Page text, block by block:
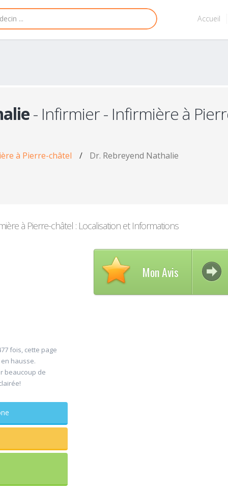
Accueil
- Infirmier - Infirmière à
à Pierre-châtel / Dr. Rebreyend Nathalie
à Pierre-châtel : Localisation et Informations
fois, cette page
hausse.
beaucoup de
Mon Avis